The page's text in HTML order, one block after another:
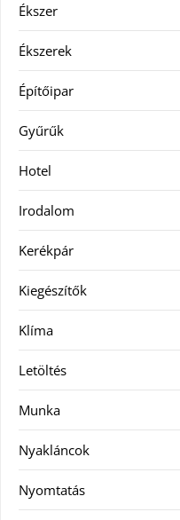
Ékszer
Ékszerek
Építőipar
Gyűrűk
Hotel
Irodalom
Kerékpár
Kiegészítők
Klíma
Letöltés
Munka
Nyakláncok
Nyomtatás